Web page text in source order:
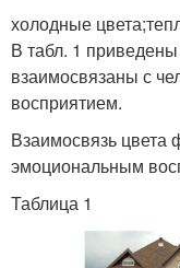
холодные
В табл. 1
взаимосвязаны с
восприятием.
Взаимосвязь цвета
эмоциональным
Таблица 1